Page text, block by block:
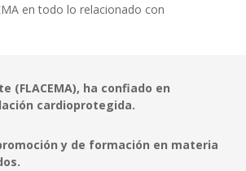
en todo lo relacionado con
(FLACEMA), ha confiado en
cardioprotegida.
y de formación en materia